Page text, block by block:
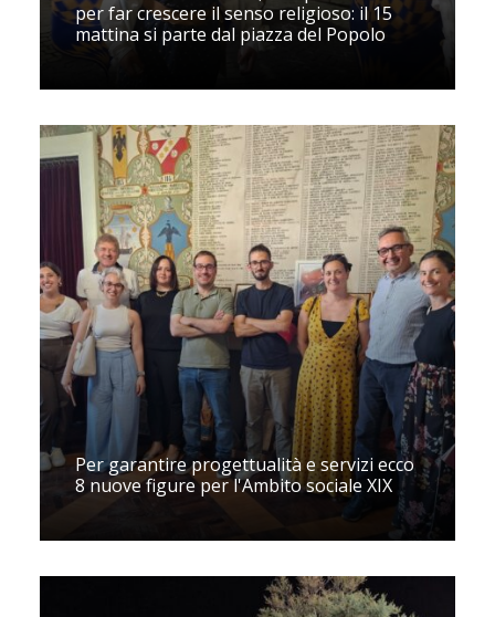
per far crescere il senso religioso: il 15
mattina si parte dal piazza del Popolo
Per garantire progettualità e servizi ecco
8 nuove figure per l'Ambito sociale XIX